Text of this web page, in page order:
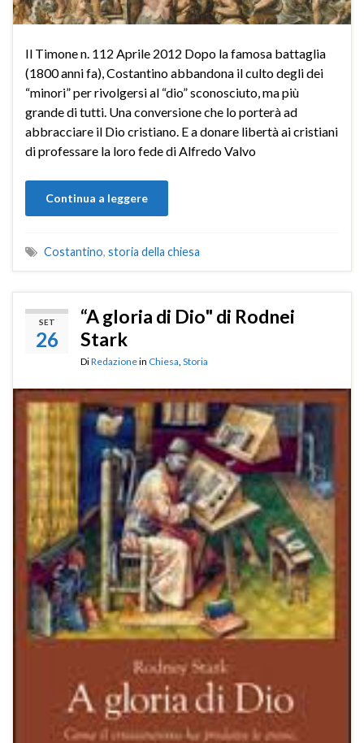
Il Timone n. 112 Aprile 2012 Dopo la famosa battaglia
(1800 anni fa), Costantino abbando­na il culto degli dei
“minori” per rivolgersi al “dio” sconosciuto, ma più
grande di tutti. Una conversione che lo porterà ad
abbracciare il Dio cristiano. E a donare libertà ai cristiani
di professare la loro fede di Alfredo Valvo
Continua a leggere
Costantino, storia della chiesa
SET
26
“A gloria di Dio" di Rodnei
Stark
DiRedazionein Chiesa, Storia